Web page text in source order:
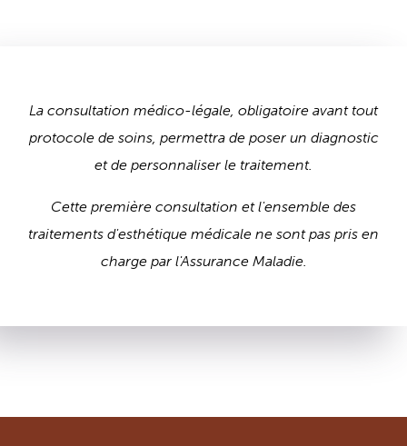
La consultation médico-légale, obligatoire avant tout
protocole de soins, permettra de poser un diagnostic
et de personnaliser le traitement.
Cette première consultation et l'ensemble des
traitements d'esthétique médicale ne sont pas pris en
charge par l'Assurance Maladie.